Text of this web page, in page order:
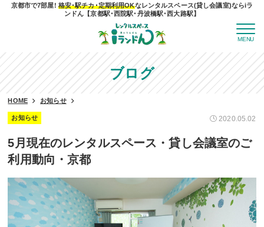
京都市で7部屋! 格安･駅チカ･定期利用OKなレンタルスペース(貸し会議室)ならiラ
ンドん【京都駅･西院駅･丹波橋駅･西大路駅】
ブログ
MENU
HOME お知らせ
お知らせ 2020.05.02
5月現在のレンタルスペース・貸し会議室のご
利用動向・京都